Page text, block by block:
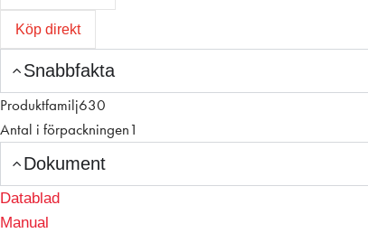
Köp direkt
Snabbfakta
Produktfamilj630
Antal i förpackningen 1
Dokument
Datablad
Manual